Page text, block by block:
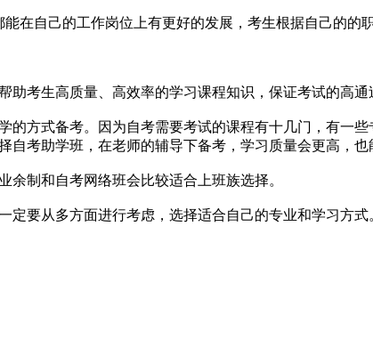
自己的工作岗位上有更好的发展，考生根据自己的的
考生高质量、高效率的学习课程知识，保证考试的高通
方式备考。因为自考需要考试的课程有十几门，有一些
考助学班，在老师的辅导下备考，学习质量会更高，也
制和自考网络班会比较适合上班族选择。
要从多方面进行考虑，选择适合自己的专业和学习方式